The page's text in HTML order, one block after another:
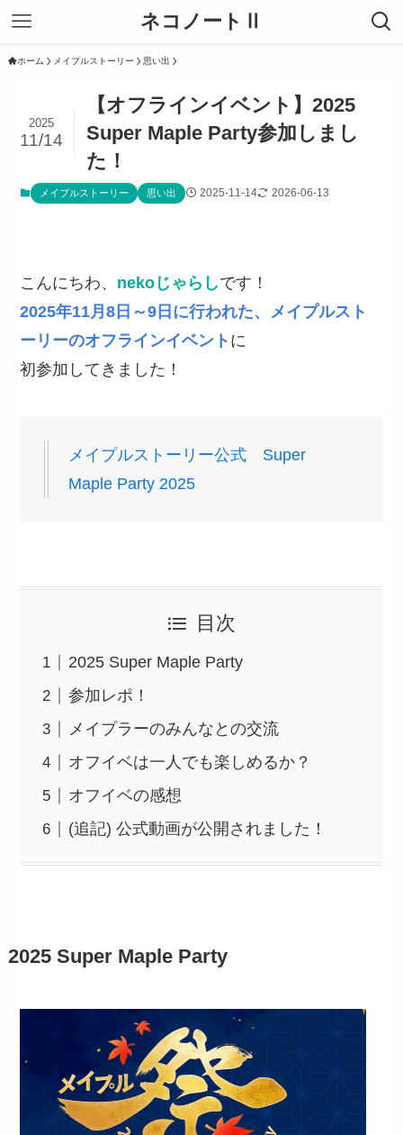
ネコノートⅡ
ホーム メイプルストーリー 思い出
【オフラインイベント】2025
Super Maple Party参加しまし
た！
2025
11/14
メイプルストーリー 思い出 2025-11-14 2026-06-13
こんにちわ、 nekoじゃらしです！
2025年11月8日～9日に行われた、メイプルスト
ーリーのオフラインイベント に
初参加してきました！
メイプルストーリー公式 Super
Maple Party 2025
目次
2025 Super Maple Party
参加レポ！
メイプラーのみんなとの交流
オフイベは一人でも楽しめるか？
オフイベの感想
(追記) 公式動画が公開されました！
2025 Super Maple Party